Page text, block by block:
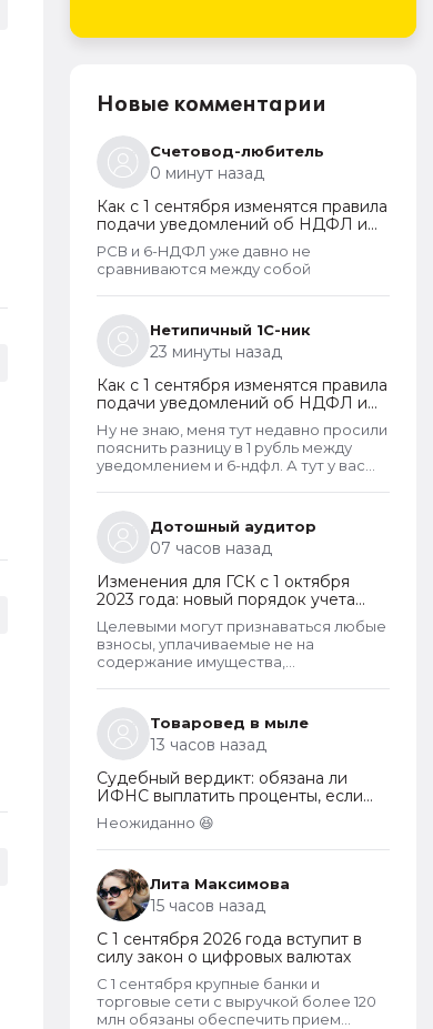
Новые комментарии
Счетовод-любитель
0 минут назад
Как с 1 сентября изменятся правила
подачи уведомлений об НДФЛ и
страховых взносах
РСВ и 6-НДФЛ уже давно не
сравниваются между собой
Нетипичный 1С-ник
23 минуты назад
Как с 1 сентября изменятся правила
подачи уведомлений об НДФЛ и
страховых взносах
Ну не знаю, меня тут недавно просили
пояснить разницу в 1 рубль между
уведомлением и 6-ндфл. А тут у вас
Дотошный аудитор
07 часов назад
Изменения для ГСК с 1 октября
2023 года: новый порядок учета
поступающих взносов, открытие
расчетных счетов и переход на
применение бухгалтерского ПО
Целевыми могут признаваться любые
взносы, уплачиваемые не на
содержание имущества,
правлению и бухгалтерии
товарищества. Перечень целевых
взносов законом не ограничен.
Взносы могут собираться на любые
цели, за которые проголосует общее
собрание собственников. Пример
целевых взносов - взносы на
Платить их должны все собственники
гаражей.
Товаровед в мыле
13 часов назад
Судебный вердикт: обязана ли
ИФНС выплатить проценты, если
переплата по налогу возникла по
вине налогоплательщика
Неожиданно 😆
Лита Максимова
15 часов назад
С 1 сентября 2026 года вступит в
силу закон о цифровых валютах
С 1 сентября крупные банки и
торговые сети с выручкой более 120
млн обязаны обеспечить прием